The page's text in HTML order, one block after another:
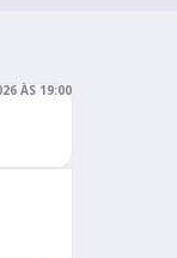
ÀS 19:00